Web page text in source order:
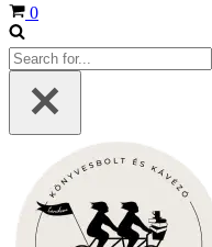
Cart
0
Search
for...